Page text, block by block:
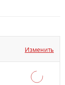
Изменить